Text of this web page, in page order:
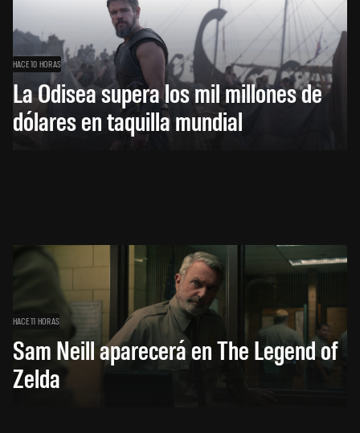
HACE 10 HORAS
La Odisea supera los mil millones de
dólares en taquilla mundial
HACE 11 HORAS
Sam Neill aparecerá en The Legend of
Zelda